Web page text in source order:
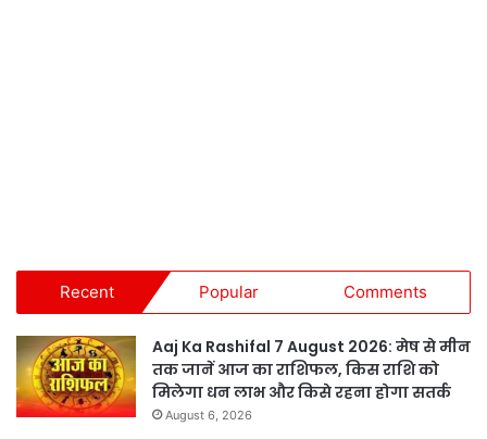
Recent Popular Comments
Aaj Ka Rashifal 7 August 2026: मेष से मीन
तक जानें आज का राशिफल, किस राशि को
मिलेगा धन लाभ और किसे रहना होगा सतर्क
August 6, 2026